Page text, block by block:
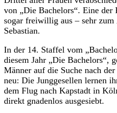
von „Die Bachelors“. Eine der
sogar freiwillig aus – sehr
Sebastian.
In der 14. Staffel vom
diesem Jahr „Die Bachelors“,
Männer auf die Suche nach
neu: Die Junggesellen lernen
dem Flug nach Kapstadt in
direkt gnadenlos ausgesiebt.